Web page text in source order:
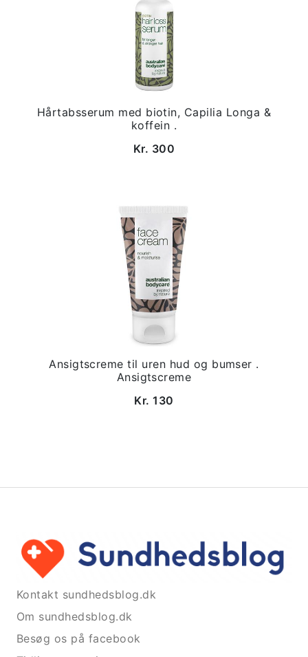
Hårtabsserum med biotin, Capilia Longa &
koffein .
Kr. 300
Ansigtscreme til uren hud og bumser .
Ansigtscreme
Kr. 130
Kontakt sundhedsblog.dk
Om sundhedsblog.dk
Besøg os på facebook